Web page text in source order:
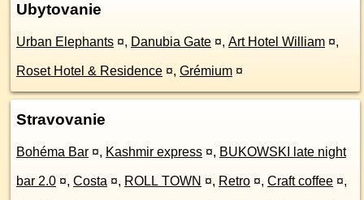
Ubytovanie
Urban Elephants ¤, Danubia Gate ¤, Art Hotel William ¤,
Roset Hotel & Residence ¤, Grémium ¤
Stravovanie
Bohéma Bar ¤, Kashmir express ¤, BUKOWSKI late night
bar 2.0 ¤, Costa ¤, ROLL TOWN ¤, Retro ¤, Craft coffee ¤,